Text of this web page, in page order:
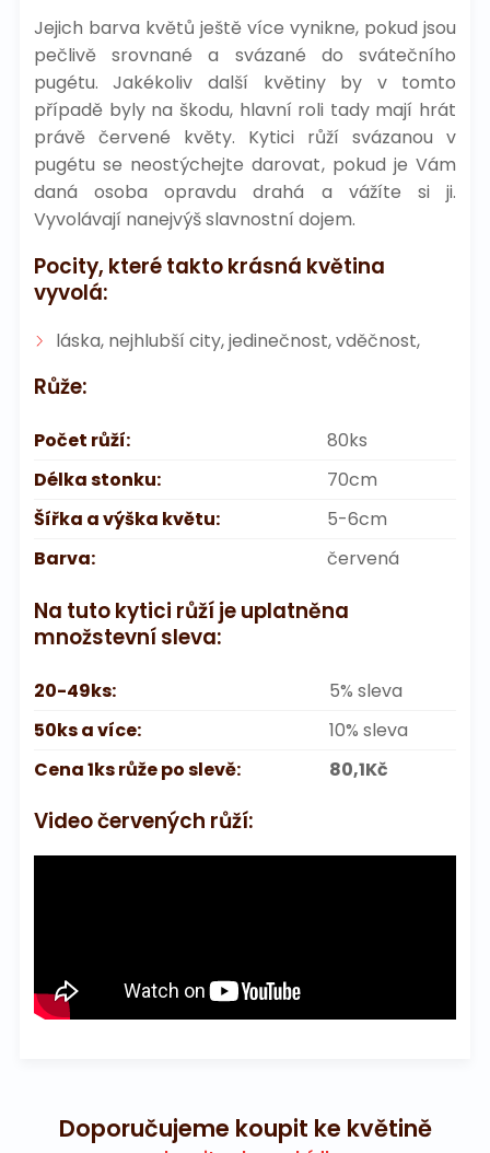
Jejich barva květů ještě více vynikne, pokud jsou
pečlivě srovnané a svázané do svátečního
pugétu. Jakékoliv další květiny by v tomto
případě byly na škodu, hlavní roli tady mají hrát
právě červené květy. Kytici růží svázanou v
pugétu se neostýchejte darovat, pokud je Vám
daná osoba opravdu drahá a vážíte si ji.
Vyvolávají nanejvýš slavnostní dojem.
Pocity, které takto krásná květina
vyvolá:
láska, nejhlubší city, jedinečnost, vděčnost,
Růže:
Počet růží:
80ks
Délka stonku:
70cm
Šířka a výška květu:
5-6cm
Barva:
červená
Na tuto kytici růží je uplatněna
množstevní sleva:
20-49ks:
5% sleva
50ks a více:
10% sleva
Cena 1ks růže po slevě:
80,1Kč
Video červených růží:
Doporučujeme koupit ke květině